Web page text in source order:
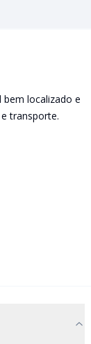
bem localizado e
transporte.